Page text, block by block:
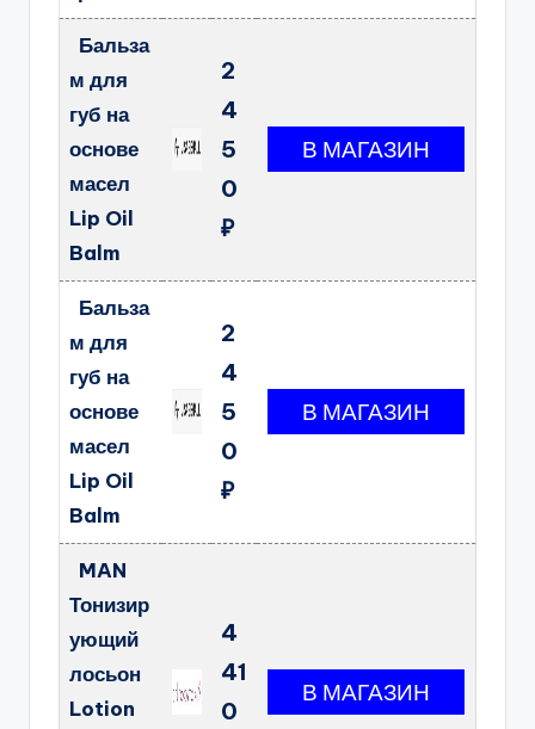
Бальза
м для
губ на
основе
масел
Lip Oil
Balm
2
4
5
0
₽
Бальза
м для
губ на
основе
масел
Lip Oil
Balm
2
4
5
0
₽
MAN
Тонизир
ующий
лосьон
Lotion
4
41
0